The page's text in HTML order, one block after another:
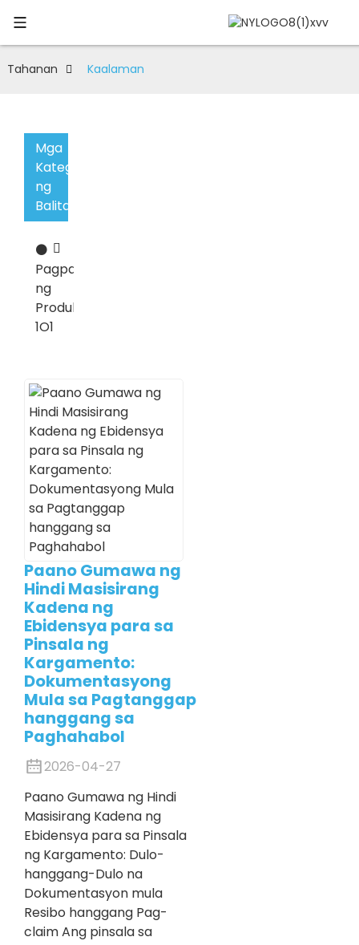
Tahanan Kaalaman
Mga
Kategorya
ng
Balita
⚫
Pagpapasadya
ng
Produkto
1O1
Paano Gumawa ng
Hindi Masisirang
Kadena ng
Ebidensya para sa
Pinsala ng
Kargamento:
Dokumentasyong
Mula sa Pagtanggap
hanggang sa
Paghahabol
2026-04-27
Paano Gumawa ng Hindi
Masisirang Kadena ng
Ebidensya para sa Pinsala
ng Kargamento: Dulo-
hanggang-Dulo na
Dokumentasyon mula
Resibo hanggang Pag-
claim Ang pinsala sa